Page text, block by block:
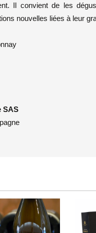
Il convient de les
nouvelles liées à leur
SAS